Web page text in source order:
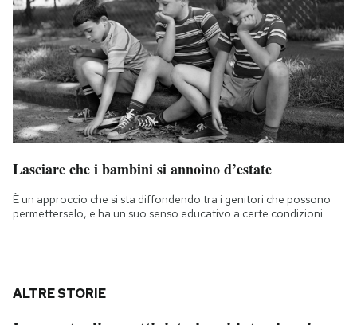
Lasciare che i bambini si annoino d’estate
È un approccio che si sta diffondendo tra i genitori che possono
permetterselo, e ha un suo senso educativo a certe condizioni
ALTRE STORIE